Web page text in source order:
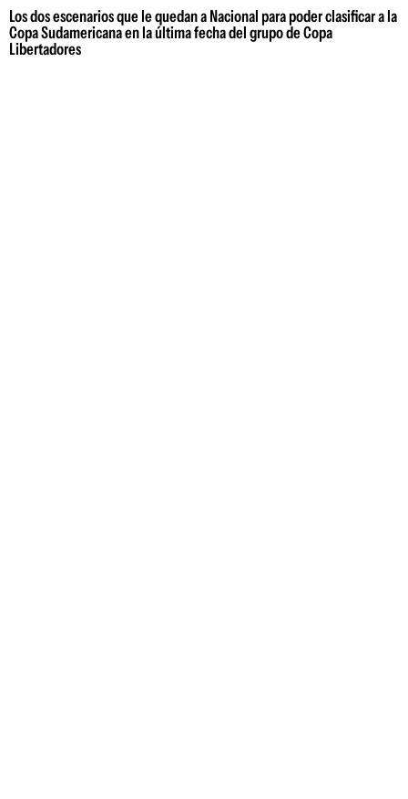
Los dos escenarios que le quedan a Nacional para poder clasificar a la
Copa Sudamericana en la última fecha del grupo de Copa
Libertadores